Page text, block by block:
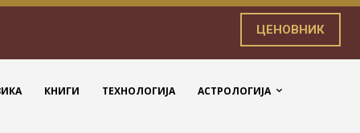
ЦЕНОВНИК
КНИГИ ТЕХНОЛОГИЈА АСТРОЛОГИЈА